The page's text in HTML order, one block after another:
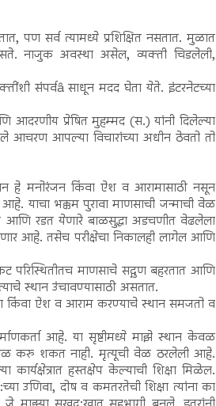
पण सर्व त्यामध्ये प्रशिक्षित नसतात. मुळात
नाजुक अवस्था असेल, व्यक्ती चिडलेली,
संपर्वâ साधून मदद घेता येते. इंटरनेटच्या
आदरणीय प्रेषित मुहम्मद (स.) यांनी दिलेल्या
आचरण आपल्या विचारांच्या अधीन ठेवतो तो
मनोरंजन किंवा ऐश व आरामासाठी नसून
याचा भक्कम पुरावा माणसाची जन्माची वेळ
रडत येणारे बाळसुद्धा अडचणीत वेढलेला
आहे. तसेच परीक्षेचा निकालही लागेल आणि
परिस्थितीतच माणसाचे सद्गुण बहरतात आणि
स्थान उंचावण्यासाठी असतात.
किंवा ऐश व आराम करण्याचे स्थान समजतो व
आहे. या सृष्टीमध्ये माझे स्थान केवळ
करु शकत नाही. मृत्यूची वेळ ठरलेली आहे.
हस्तक्षेप केल्याची शिक्षा मिळेल.
उणिवा, दोष व कमतरतेची शिक्षा त्यांना का